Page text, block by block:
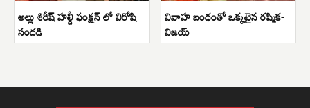
అల్లు శిరీష్ హల్దీ ఫంక్షన్ లో విరోషి
సందడి
వివాహ బంధంతో ఒక్కటైన రష్మిక-
విజయ్